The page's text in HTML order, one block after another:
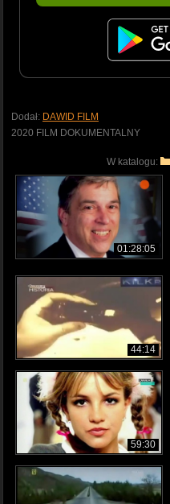
Dodał: DAWID FILM
2020 FILM DOKUMENTALNY
W katalogu:
01:28:05
44:14
59:30